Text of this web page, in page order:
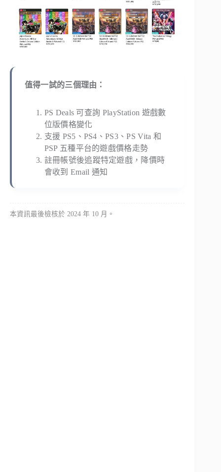
值得一試的三個理由：
PS Deals 可查詢 PlayStation 遊戲數
位版價格變化
支援 PS5、PS4、PS3、PS Vita 和
PSP 五種平台的遊戲價格走勢
註冊帳號後追蹤特定遊戲，降價時
會收到 Email 通知
本資訊最後檢核於 2024 年 10 月。